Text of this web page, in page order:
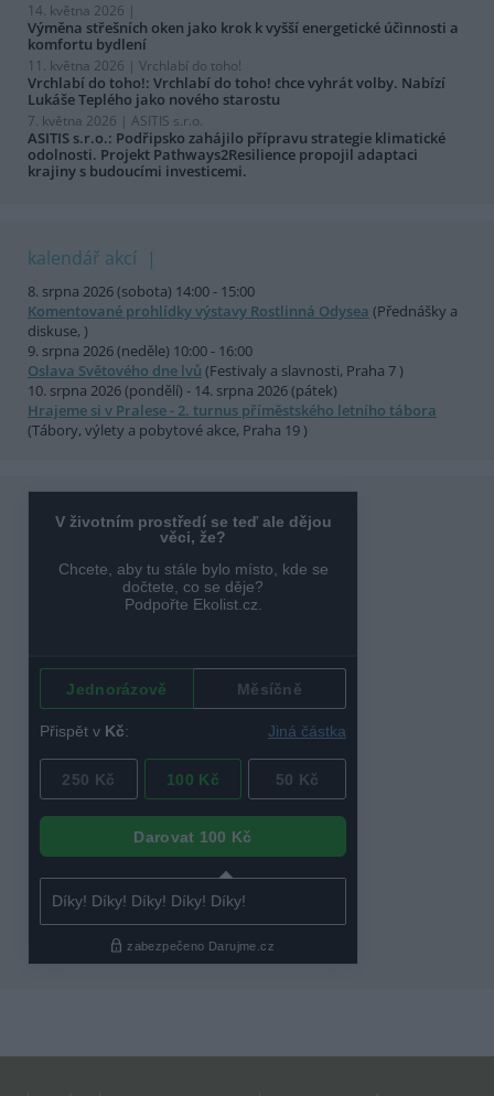
14. května 2026 |
Výměna střešních oken jako krok k vyšší energetické účinnosti a
komfortu bydlení
11. května 2026 | Vrchlabí do toho!
Vrchlabí do toho!: Vrchlabí do toho! chce vyhrát volby. Nabízí
Lukáše Teplého jako nového starostu
7. května 2026 | ASITIS s.r.o.
ASITIS s.r.o.: Podřipsko zahájilo přípravu strategie klimatické
odolnosti. Projekt Pathways2Resilience propojil adaptaci
krajiny s budoucími investicemi.
kalendář akcí
8. srpna 2026 (sobota) 14:00 - 15:00
Komentované prohlídky výstavy Rostlinná Odysea (Přednášky a
diskuse, )
9. srpna 2026 (neděle) 10:00 - 16:00
Oslava Světového dne lvů (Festivaly a slavnosti, Praha 7 )
10. srpna 2026 (pondělí) - 14. srpna 2026 (pátek)
Hrajeme si v Pralese - 2. turnus příměstského letního tábora
(Tábory, výlety a pobytové akce, Praha 19 )